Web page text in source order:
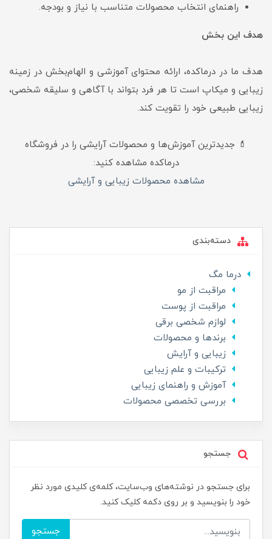
راهنمای انتخاب محصولات متناسب با نیاز و بودجه.
هدف این بخش
هدف ما در درماکده، ارائه محتوای آموزشی و الهام‌بخش در زمینه
زیبایی و میکاپ است تا هر فرد بتواند با آگاهی و سلیقه شخصی،
زیبایی طبیعی خود را تقویت کند.
💄 جدیدترین آموزش‌ها و محصولات آرایشی را در فروشگاه
درماکده مشاهده کنید:
مشاهده محصولات زیبایی و آرایشی
دسته‌بندی
درما مگ
مراقبت از مو
مراقبت از پوست
لوازم شخصی برقی
برندها و محصولات
زیبایی و آرایش
ترکیبات و علم زیبایی
آموزش و راهنمای زیبایی
بررسی تخصصی محصولات
جستجو
برای جستجو در نوشته‌های وب‌سایت، کلمه‌ی کلیدی مورد نظر
خود را بنویسید و بر روی دکمه کلیک کنید.
جستجو